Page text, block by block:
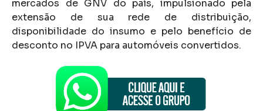
mercados de GNV do país, impulsionado pela
extensão de sua rede de distribuição,
disponibilidade do insumo e pelo benefício de
desconto no IPVA para automóveis convertidos.